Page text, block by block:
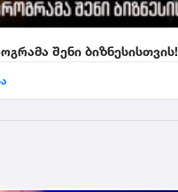
შენი ბიზნესისთვის!